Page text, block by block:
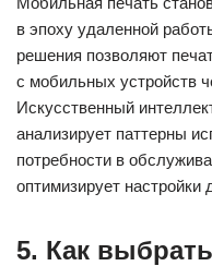
в эпоху удаленной
решения позволяют
с мобильных устройств
Искусственный
анализирует паттерны
потребности в
оптимизирует настройки
5. Как